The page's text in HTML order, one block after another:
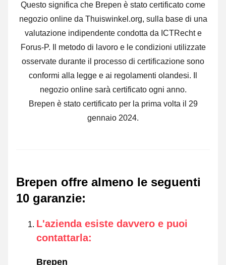
Questo significa che Brepen è stato certificato come
negozio online da Thuiswinkel.org, sulla base di una
valutazione indipendente condotta da ICTRecht e
Forus-P. Il metodo di lavoro e le condizioni utilizzate
osservate durante il processo di certificazione sono
conformi alla legge e ai regolamenti olandesi. Il
negozio online sarà certificato ogni anno.
Brepen è stato certificato per la prima volta il 29
gennaio 2024.
Brepen offre almeno le seguenti
10 garanzie:
L'azienda esiste davvero e puoi
contattarla:
Brepen